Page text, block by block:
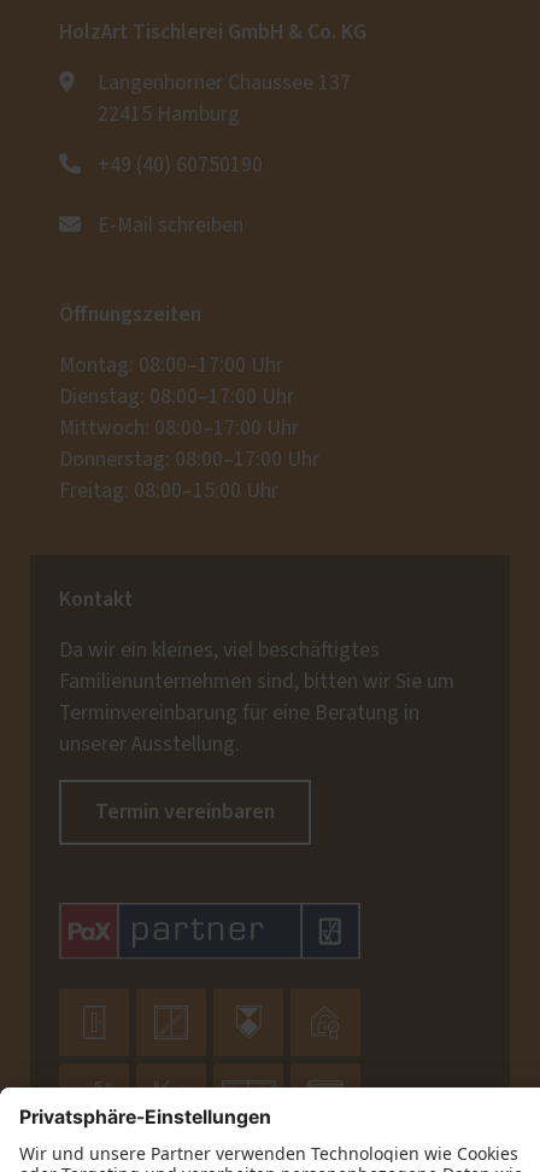
HolzArt Tischlerei GmbH & Co. KG
Langenhorner Chaussee 137
22415 Hamburg
+49 (40) 60750190
E-Mail schreiben
Öffnungszeiten
Montag: 08:00–17:00 Uhr
Dienstag: 08:00–17:00 Uhr
Mittwoch: 08:00–17:00 Uhr
Donnerstag: 08:00–17:00 Uhr
Freitag: 08:00–15:00 Uhr
Kontakt
Da wir ein kleines, viel beschäftigtes
Familienunternehmen sind, bitten wir Sie um
Terminvereinbarung für eine Beratung in
unserer Ausstellung.
Termin vereinbaren
  
   